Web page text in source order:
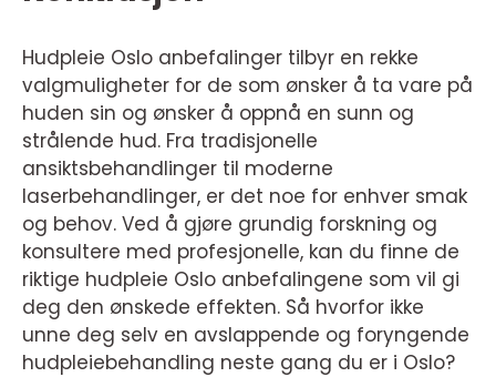
Hudpleie Oslo anbefalinger tilbyr en rekke
valgmuligheter for de som ønsker å ta vare på
huden sin og ønsker å oppnå en sunn og
strålende hud. Fra tradisjonelle
ansiktsbehandlinger til moderne
laserbehandlinger, er det noe for enhver smak
og behov. Ved å gjøre grundig forskning og
konsultere med profesjonelle, kan du finne de
riktige hudpleie Oslo anbefalingene som vil gi
deg den ønskede effekten. Så hvorfor ikke
unne deg selv en avslappende og foryngende
hudpleiebehandling neste gang du er i Oslo?